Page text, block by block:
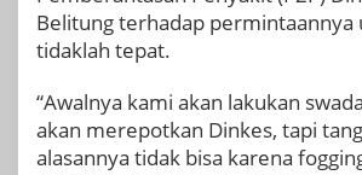
Belitung terhadap permintaannya
tidaklah tepat.
“Awalnya kami akan lakukan
akan merepotkan Dinkes, tapi
alasannya tidak bisa karena